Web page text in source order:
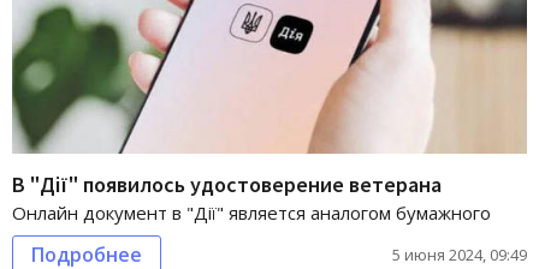
В "Дії" появилось удостоверение ветерана
Онлайн документ в "Дії" является аналогом бумажного
Подробнее 5 июня 2024, 09:49